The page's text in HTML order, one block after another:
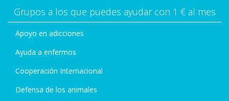
Grupos a los que puedes ayudar con 1 € al mes
Apoyo en adicciones
Ayuda a enfermos
Cooperación Internacional
Defensa de los animales